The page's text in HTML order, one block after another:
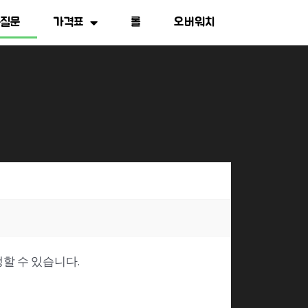
문 가격표 롤 오버워치
수 있습니다.